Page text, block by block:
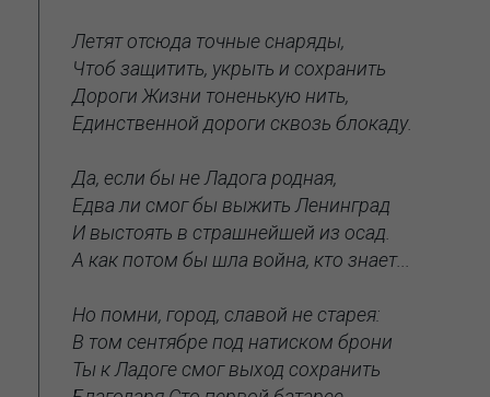
Летят отсюда точные снаряды,
Чтоб защитить, укрыть и сохранить
Дороги Жизни тоненькую нить,
Единственной дороги сквозь блокаду.
Да, если бы не Ладога родная,
Едва ли смог бы выжить Ленинград
И выстоять в страшнейшей из осад.
А как потом бы шла война, кто знает...
Но помни, город, славой не старея:
В том сентябре под натиском брони
Ты к Ладоге смог выход сохранить